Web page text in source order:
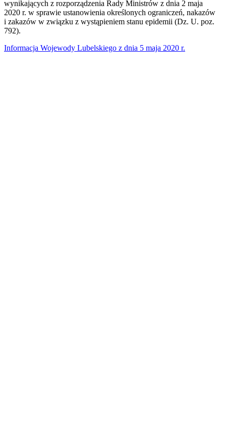
wynikających z rozporządzenia Rady Ministrów z dnia 2 maja
2020 r. w sprawie ustanowienia określonych ograniczeń, nakazów
i zakazów w związku z wystąpieniem stanu epidemii (Dz. U. poz.
792).
Informacja Wojewody Lubelskiego z dnia 5 maja 2020 r.